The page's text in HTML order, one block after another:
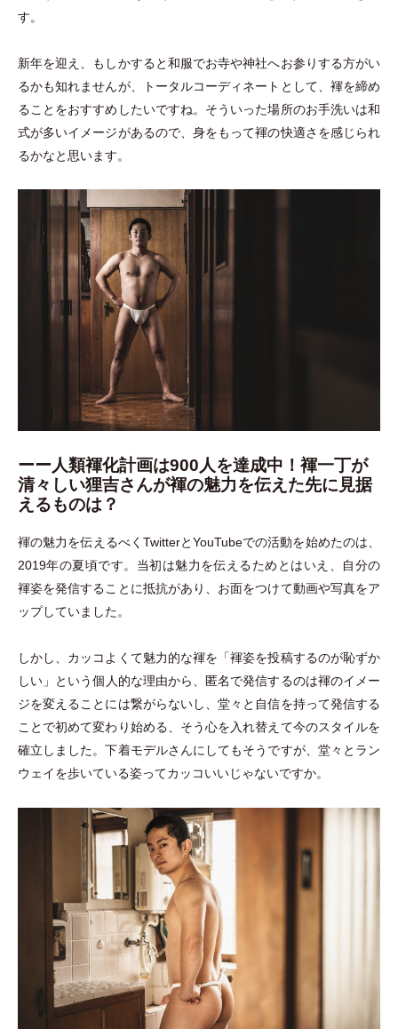
す。
新年を迎え、もしかすると和服でお寺や神社へお参りする方がい
るかも知れませんが、トータルコーディネートとして、褌を締め
ることをおすすめしたいですね。そういった場所のお手洗いは和
式が多いイメージがあるので、身をもって褌の快適さを感じられ
るかなと思います。
ーー人類褌化計画は900人を達成中！褌一丁が
清々しい狸吉さんが褌の魅力を伝えた先に見据
えるものは？
褌の魅力を伝えるべくTwitterとYouTubeでの活動を始めたのは、
2019年の夏頃です。当初は魅力を伝えるためとはいえ、自分の
褌姿を発信することに抵抗があり、お面をつけて動画や写真をア
ップしていました。
しかし、カッコよくて魅力的な褌を 「褌姿を投稿するのが恥ずか
しい 」
という個人的な理由から、匿名で発信するのは褌のイメー
ジを変えることには繋がらないし、堂々と自信を持って発信する
ことで初めて変わり始める、そう心を入れ替えて今のスタイルを
確立しました。下着モデルさんにしてもそうですが、堂々とラン
ウェイを歩いている姿ってカッコいいじゃないですか。